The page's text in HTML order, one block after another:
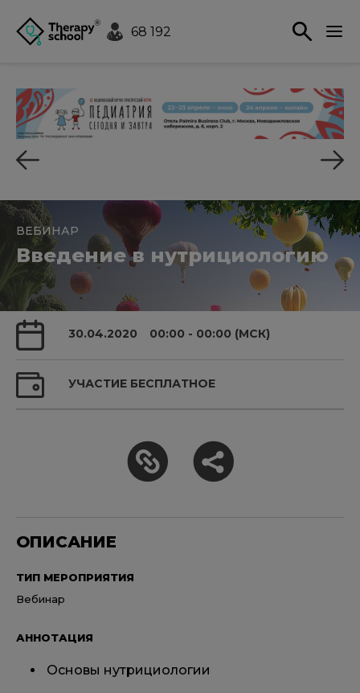
68 192
ВЕБИНАР
Введение в нутрициологию
30.04.2020 00:00 - 00:00 (МСК)
УЧАСТИЕ БЕСПЛАТНОЕ
ОПИСАНИЕ
ТИП МЕРОПРИЯТИЯ
Вебинар
АННОТАЦИЯ
Основы нутрициологии